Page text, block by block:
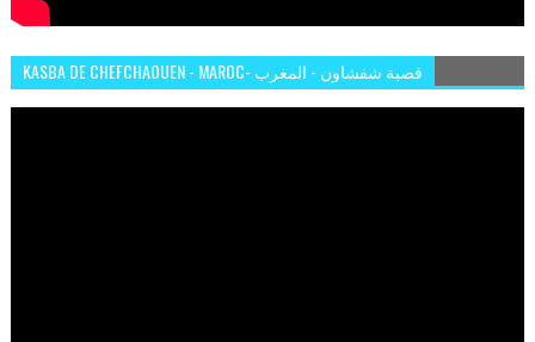
KASBA DE CHEFCHAOUEN - MAROC- قصبة شفشاون - المغرب